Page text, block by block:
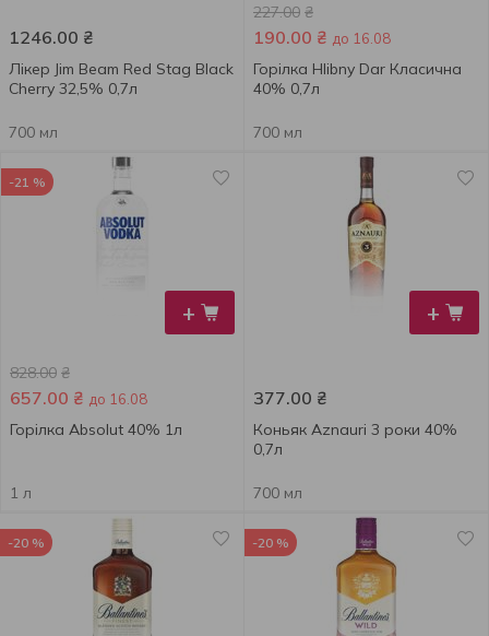
1246.00 ₴
Лікер Jim Beam Red Stag Black
Cherry 32,5% 0,7л
700 мл
227.00 ₴
190.00 ₴ до 16.08
Горілка Hlibny Dar Класична
40% 0,7л
700 мл
+
-21 %
828.00 ₴
657.00 ₴ до 16.08
Горілка Absolut 40% 1л
1 л
+
377.00 ₴
Коньяк Aznauri 3 роки 40%
0,7л
700 мл
-20 % -20 %